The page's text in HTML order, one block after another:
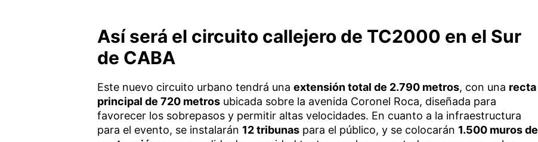
Así será el circuito callejero de TC2000 en el Sur
de CABA
Este nuevo circuito urbano tendrá una extensión total de 2.790 metros, con una recta
principal de 720 metrosubicada sobre la avenida Coronel Roca, diseñada para
favorecer los sobrepasos y permitir altas velocidades. En cuanto a la infraestructura
para el evento, se instalarán 12 tribunaspara el público, y se colocarán 1.500 muros de